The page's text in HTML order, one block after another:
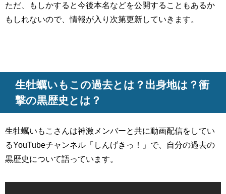
ただ、もしかすると今後本名などを公開することもあるか
もしれないので、情報が入り次第更新していきます。
生牡蠣いもこの過去とは？出身地は？衝
撃の黒歴史とは？
生牡蠣いもこさんは神激メンバーと共に動画配信をしてい
るYouTubeチャンネル「しんげきっ！」で、自分の過去の
黒歴史について語っています。